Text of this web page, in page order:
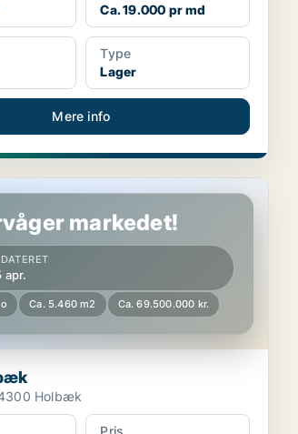
Ca. 19.000 pr md
Type
Lager
Mere info
markedet!
apr.
Ca. 5.460 m2 Ca. 69.500.000 kr.
Holbæk
Pris